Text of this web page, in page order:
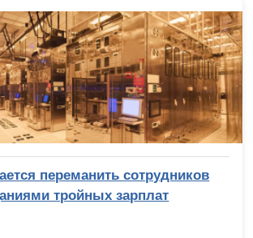
переманить сотрудников
тройных зарплат